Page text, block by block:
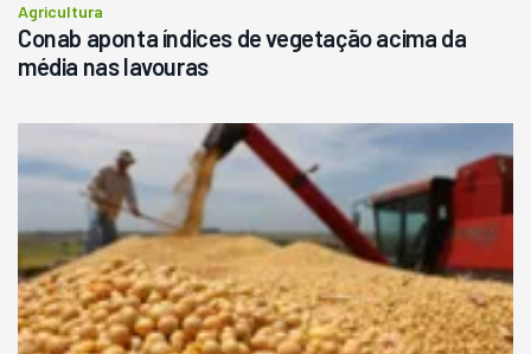
Agricultura
Conab aponta índices de vegetação acima da
média nas lavouras